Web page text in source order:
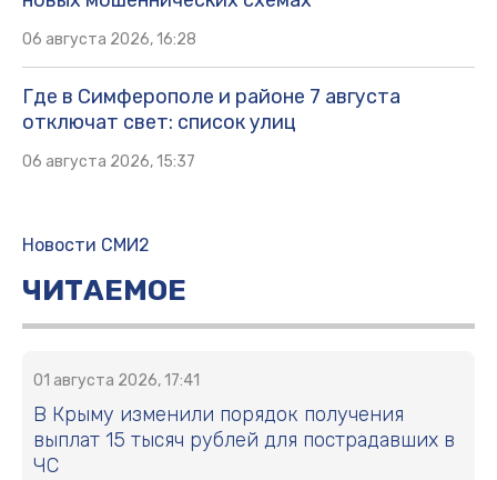
06 августа 2026, 16:28
Где в Симферополе и районе 7 августа
отключат свет: список улиц
06 августа 2026, 15:37
Новости СМИ2
ЧИТАЕМОЕ
01 августа 2026, 17:41
В Крыму изменили порядок получения
выплат 15 тысяч рублей для пострадавших в
ЧС